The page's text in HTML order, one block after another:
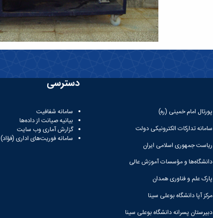
پورتال امام خمینی (ره)
سامانه تدارکات الکترونیکی دولت
ریاست جمهوری اسلامی ایران
دانشگاه‌ها و مؤسسات آموزش عالی
پارک علم و فناوری همدان
مرکز آپا دانشگاه بوعلی سینا
دبیرستان پسرانه دانشگاه بوعلی سینا
دسترسی
سامانه شفافیت
بیانیه صیانت از داده‌ها
گزارش آماری وب‌ سایت
سامانه فوریت‌های اداری (فؤاد)